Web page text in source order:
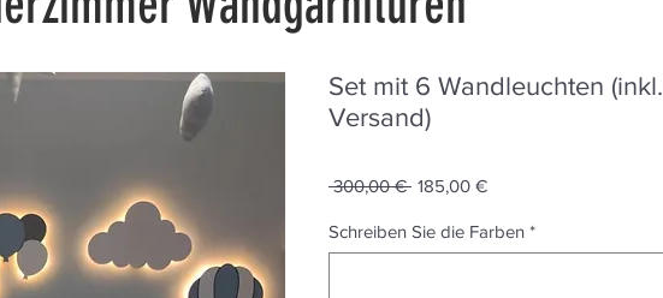
Set mit 6 Wandleuchten (inkl.
Versand)
300,00 € Standardpreis
185,00 €Sale-
Schreiben Sie die Farben *